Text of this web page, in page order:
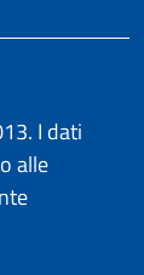
I dati
alle